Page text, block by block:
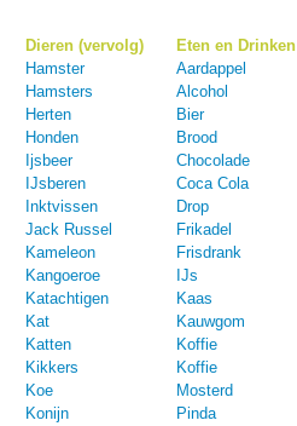
Dieren (vervolg)
Hamster
Hamsters
Herten
Honden
Ijsbeer
IJsberen
Inktvissen
Jack Russel
Kameleon
Kangoeroe
Katachtigen
Kat
Katten
Kikkers
Koe
Konijn
Eten en Drinken
Aardappel
Alcohol
Bier
Brood
Chocolade
Coca Cola
Drop
Frikadel
Frisdrank
IJs
Kaas
Kauwgom
Koffie
Koffie
Mosterd
Pinda